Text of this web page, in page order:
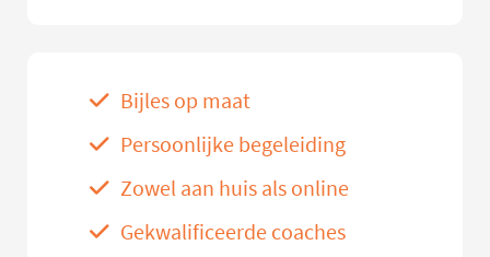
Bijles op maat
Persoonlijke begeleiding
Zowel aan huis als online
Gekwalificeerde coaches